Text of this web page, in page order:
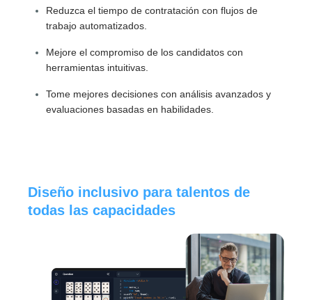
Reduzca el tiempo de contratación con flujos de
trabajo automatizados.
Mejore el compromiso de los candidatos con
herramientas intuitivas.
Tome mejores decisiones con análisis avanzados y
evaluaciones basadas en habilidades.
Diseño inclusivo para talentos de
todas las capacidades